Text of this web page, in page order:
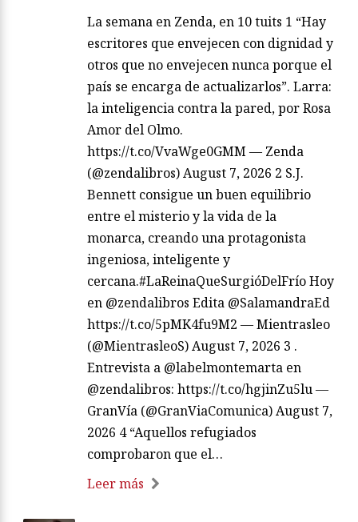
La semana en Zenda, en 10 tuits 1 “Hay
escritores que envejecen con dignidad y
otros que no envejecen nunca porque el
país se encarga de actualizarlos”. Larra:
la inteligencia contra la pared, por Rosa
Amor del Olmo.
https://t.co/VvaWge0GMM — Zenda
(@zendalibros) August 7, 2026 2 S.J.
Bennett consigue un buen equilibrio
entre el misterio y la vida de la
monarca, creando una protagonista
ingeniosa, inteligente y
cercana.#LaReinaQueSurgióDelFrío Hoy
en @zendalibros Edita @SalamandraEd
https://t.co/5pMK4fu9M2 — Mientrasleo
(@MientrasleoS) August 7, 2026 3 .
Entrevista a @labelmontemarta en
@zendalibros: https://t.co/hgjinZu5lu —
GranVía (@GranViaComunica) August 7,
2026 4 “Aquellos refugiados
comprobaron que el…
Leer más